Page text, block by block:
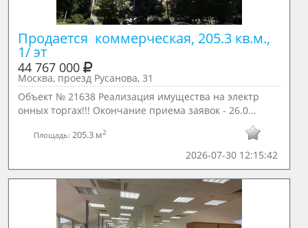
Продается  коммерческая, 205.3 кв.м.,
1/ эт
44 767 000
Москва, проезд Русанова, 31
Объект № 21638 Реализация имущества на электр
онных торгах!!! Окончание приема заявок - 26.0...
Площадь: 205.3 м2
2026-07-30 12:15:42